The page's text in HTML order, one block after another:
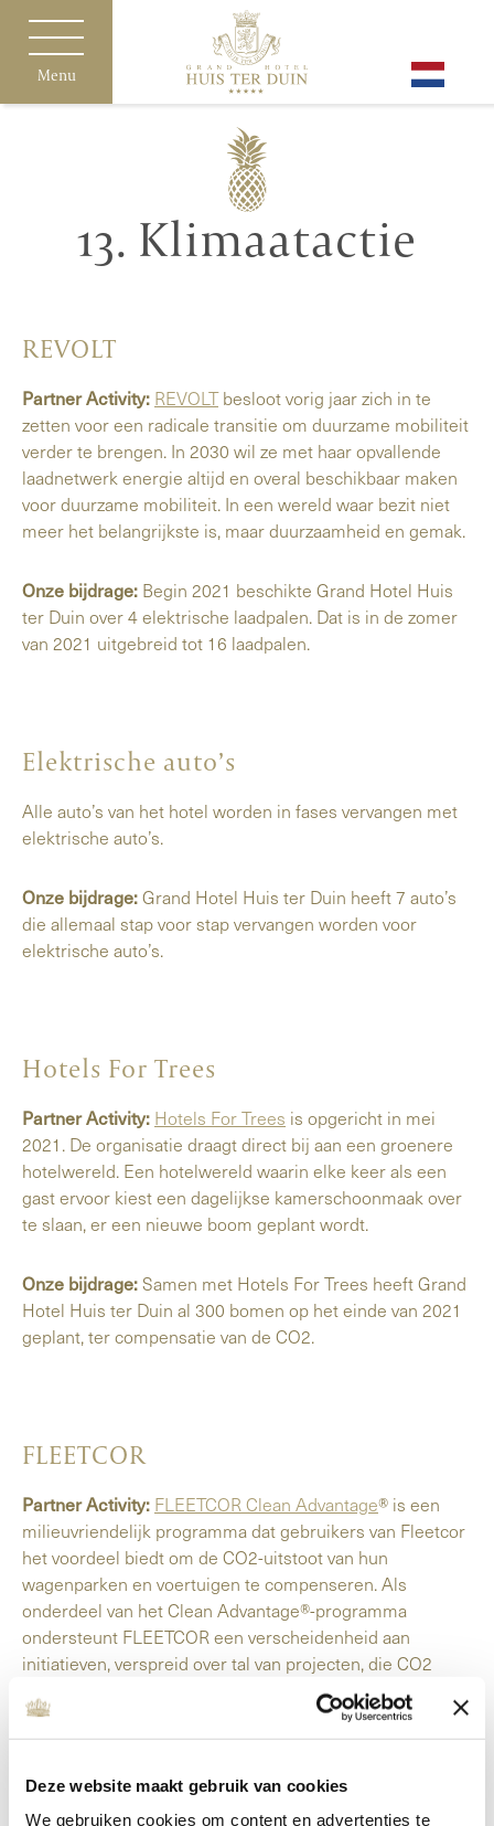
Deze website maakt gebruik van cookies
We gebruiken cookies om content en advertenties te
Menu
13. Klimaatactie
REVOLT
Partner Activity: REVOLTbesloot vorig jaar zich in te
zetten voor een radicale transitie om duurzame mobiliteit
verder te brengen. In 2030 wil ze met haar opvallende
laadnetwerk energie altijd en overal beschikbaar maken
voor duurzame mobiliteit. In een wereld waar bezit niet
meer het belangrijkste is, maar duurzaamheid en gemak.
Onze bijdrage: Begin 2021 beschikte Grand Hotel Huis
ter Duin over 4 elektrische laadpalen. Dat is in de zomer
van 2021 uitgebreid tot 16 laadpalen.
Elektrische auto’s
Alle auto’s van het hotel worden in fases vervangen met
elektrische auto’s.
Onze bijdrage:Grand Hotel Huis ter Duin heeft 7 auto’s
die allemaal stap voor stap vervangen worden voor
elektrische auto’s.
Hotels For Trees
Partner Activity: Hotels For Trees is opgericht in mei
2021. De organisatie draagt direct bij aan een groenere
hotelwereld. Een hotelwereld waarin elke keer als een
gast ervoor kiest een dagelijkse kamerschoonmaak over
te slaan, er een nieuwe boom geplant wordt.
Onze bijdrage:Samen met Hotels For Trees heeft Grand
Hotel Huis ter Duin al 300 bomen op het einde van 2021
geplant, ter compensatie van de CO2.
FLEETCOR
Partner Activity: FLEETCOR Clean Advantage® is een
milieuvriendelijk programma dat gebruikers van Fleetcor
het voordeel biedt om de CO2-uitstoot van hun
wagenparken en voertuigen te compenseren. Als
onderdeel van het Clean Advantage®-programma
ondersteunt FLEETCOR een verscheidenheid aan
initiatieven, verspreid over tal van projecten, die CO2
Onze bijdrage:Grand Hotel Huis ter Duin heeft 8 auto’s
en neemt deel aan Fleetcor Clean Advantage Program,
wat betekent dat elke keer dat ze benzine gebruiken, de